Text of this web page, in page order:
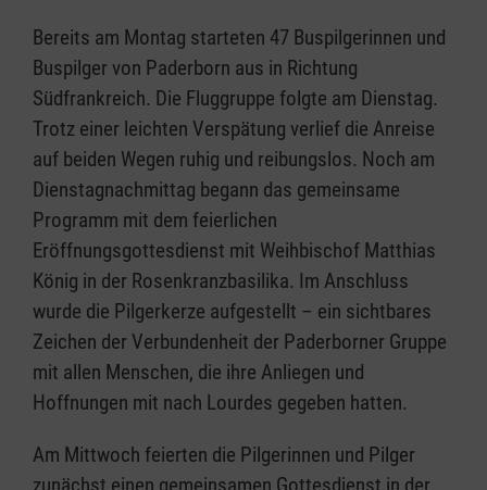
Bereits am Montag starteten 47 Buspilgerinnen und
Buspilger von Paderborn aus in Richtung
Südfrankreich. Die Fluggruppe folgte am Dienstag.
Trotz einer leichten Verspätung verlief die Anreise
auf beiden Wegen ruhig und reibungslos. Noch am
Dienstagnachmittag begann das gemeinsame
Programm mit dem feierlichen
Eröffnungsgottesdienst mit Weihbischof Matthias
König in der Rosenkranzbasilika. Im Anschluss
wurde die Pilgerkerze aufgestellt – ein sichtbares
Zeichen der Verbundenheit der Paderborner Gruppe
mit allen Menschen, die ihre Anliegen und
Hoffnungen mit nach Lourdes gegeben hatten.
Am Mittwoch feierten die Pilgerinnen und Pilger